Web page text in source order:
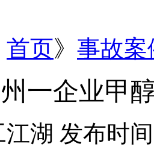
首页》 事故案
一企业甲
湖 发布时